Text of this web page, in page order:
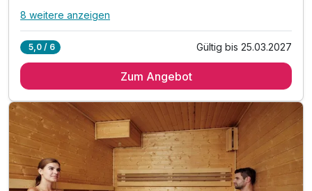
Alle Inklusivleistungen
2 x reichhaltiges Frühstück vom Buffet
inkl. Spätabreise bis 14 Uhr
1 x Welcome Drink
inkl. 10% Preisnachlass in Hotel Bar & Brasserie
inkl. täglichem Zugang zum Fitnessbereich
inkl. VIP Pflegeserie / Badezimmerartikel
8 weitere anzeigen
5,0 / 6 Gültig bis 25.03.2027
Zum Angebot